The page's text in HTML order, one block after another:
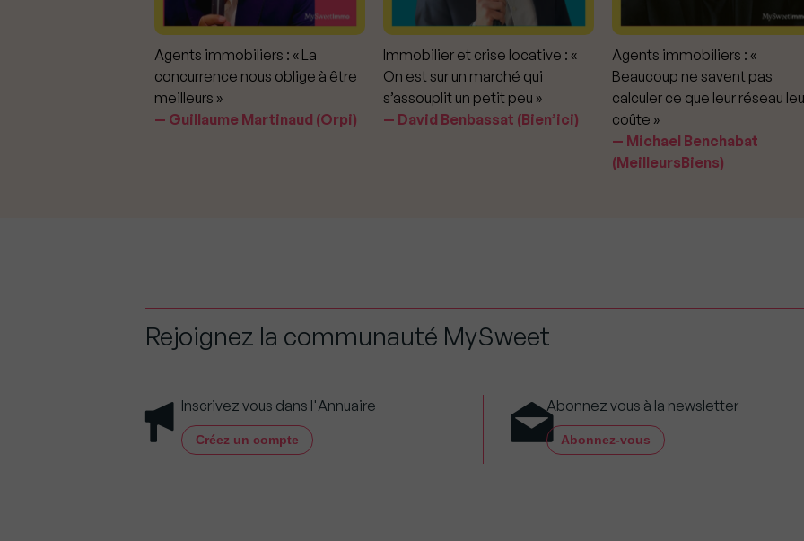
Agents immobiliers : « La
concurrence nous oblige à être
meilleurs »
Guillaume Martinaud (Orpi)
Immobilier et crise locative : «
On est sur un marché qui
s’assouplit un petit peu »
David Benbassat (Bien’ici)
Agents immobiliers : «
Beaucoup ne savent pas
calculer ce que leur réseau
coûte »
Michael Benchabat
(MeilleursBiens)
Rejoignez la communauté MySweet
Inscrivez vous dans l'Annuaire
Créez un compte
Abonnez vous à la newsletter
Abonnez-vous